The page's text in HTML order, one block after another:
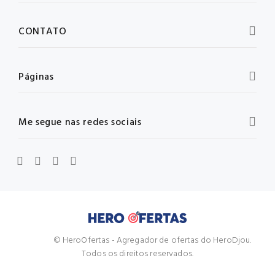
Me segue nas redes sociais
CONTATO
Páginas
© HeroOfertas - Agregador de ofertas do HeroDjou.
Todos os direitos reservados.